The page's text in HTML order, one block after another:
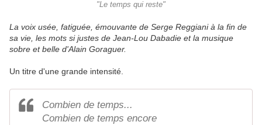
"Le temps qui reste"
La voix usée, fatiguée, émouvante de Serge Reggiani à la fin de
sa vie, les mots si justes de Jean-Lou Dabadie et la musique
sobre et belle d'Alain Goraguer.
Un titre d'une grande intensité.
Combien de temps...
Combien de temps encore